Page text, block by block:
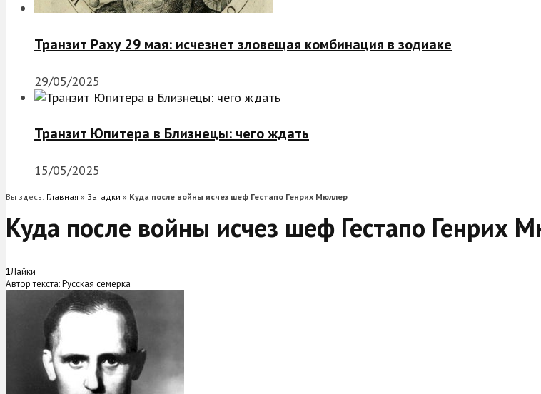
Транзит Раху 29 мая: исчезнет зловещая комбинация в зодиаке
29/05/2025
Транзит Юпитера в Близнецы: чего ждать
15/05/2025
Вы здесь: Главная » Загадки » Куда после войны исчез шеф Гестапо Генрих Мюллер
Куда после войны исчез шеф Гестапо Генрих
1Лайки
Автор текста: Русская семерка